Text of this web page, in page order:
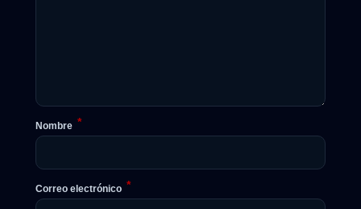
Nombre *
Correo electrónico *